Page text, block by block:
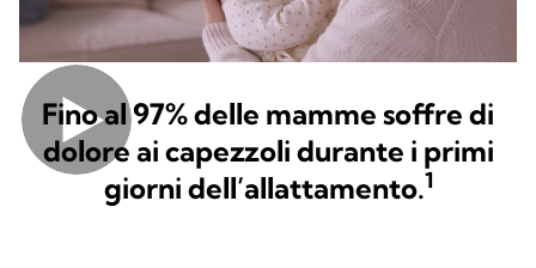
Fino al 97% delle mamme soffre di
dolore ai capezzoli durante i primi
giorni dell’allattamento.1